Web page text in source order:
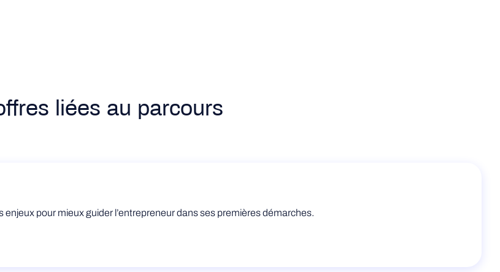
liées au parcours
enjeux pour mieux guider l’entrepreneur dans ses premières démarches.